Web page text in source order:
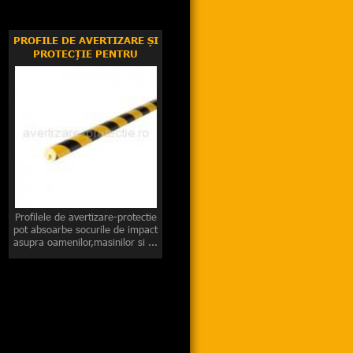
PROFILE DE AVERTIZARE ȘI
PROTECȚIE PENTRU
MUCHII
Profilele de avertizare-protectie
pot absoarbe socurile de impact
asupra oamenilor,masinilor si ...